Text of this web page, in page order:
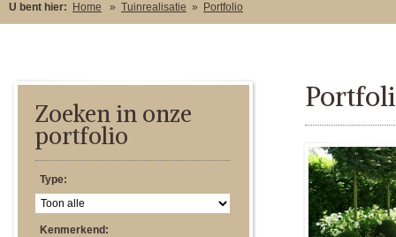
U bent hier: Home » Tuinrealisatie » Portfolio
Zoeken in onze
portfolio
Type:
Kenmerkend: